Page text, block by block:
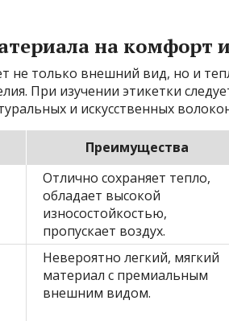
на комфорт
не только внешний вид, но и
При изучении этикетки
и искусственных
Преимущества
Отлично сохраняет тепло,
обладает высокой
износостойкостью,
пропускает воздух.
Невероятно легкий, мягкий
материал с премиальным
внешним видом.